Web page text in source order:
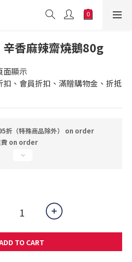
辛香麻辣齋燒鵝80g
面顯示
、會員折扣、滿贈購物金、折抵
折（特殊商品除外） on order
費 on order
TO CART